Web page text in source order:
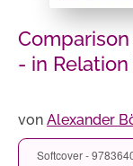
- in
von Alexander
Softcover -